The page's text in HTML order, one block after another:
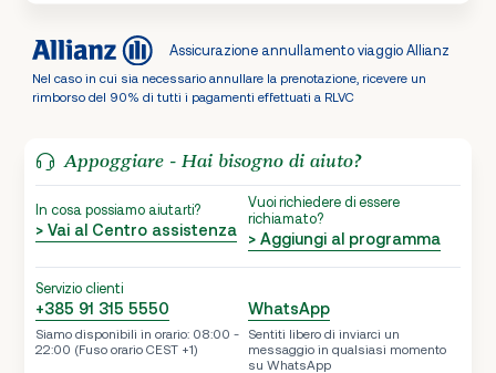
Assicurazione annullamento viaggio Allianz
Nel caso in cui sia necessario annullare la prenotazione, ricevere un
rimborso del 90% di tutti i pagamenti effettuati a RLVC
Appoggiare - Hai bisogno di aiuto?
In cosa possiamo aiutarti?
> Vai al Centro assistenza
Vuoi richiedere di essere
richiamato?
> Aggiungi al programma
Servizio clienti
+385 91 315 5550
Siamo disponibili in orario: 08:00 -
22:00 (Fuso orario CEST +1)
WhatsApp
Sentiti libero di inviarci un
messaggio in qualsiasi momento
su WhatsApp